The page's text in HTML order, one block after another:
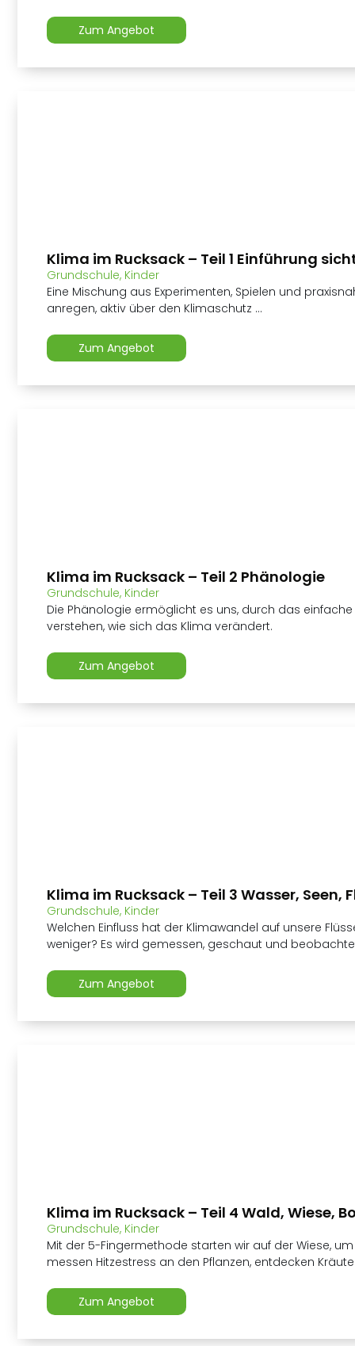
Zum Angebot
Klima im Rucksack – Teil 1 Einführung
Grundschule, Kinder
Eine Mischung aus Experimenten, Spielen und
anregen, aktiv über den Klimaschutz ...
Zum Angebot
Klima im Rucksack – Teil 2 Phänologie
Grundschule, Kinder
Die Phänologie ermöglicht es uns, durch das
verstehen, wie sich das Klima verändert.
Zum Angebot
Klima im Rucksack – Teil 3 Wasser, Seen,
Grundschule, Kinder
Welchen Einfluss hat der Klimawandel auf unsere
weniger? Es wird gemessen, geschaut und
Zum Angebot
Klima im Rucksack – Teil 4 Wald, Wiese,
Grundschule, Kinder
Mit der 5-Fingermethode starten wir auf der Wiese,
messen Hitzestress an den Pflanzen, entdecken
Zum Angebot